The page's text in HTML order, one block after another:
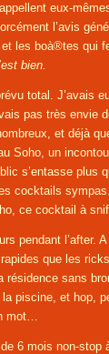
eux-
l’avis
les boà®tes qui
bien.
total. J’avais
pas très envie
et déjà
Soho, un
s’entasse plus
cocktails
ce cocktail à
pendant l’after.
que les
résidence sans
piscine, et hop,
mot…
6 mois non-stop